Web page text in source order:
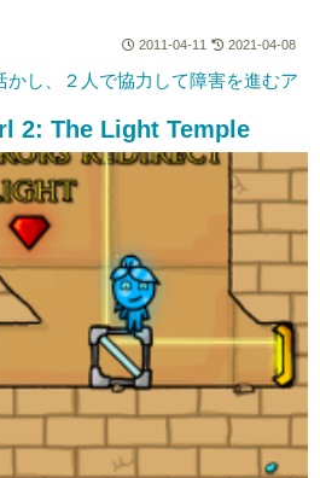
2011-04-11 2021-04-08
し、２人で協力して障害を進むア
2: The Light Temple